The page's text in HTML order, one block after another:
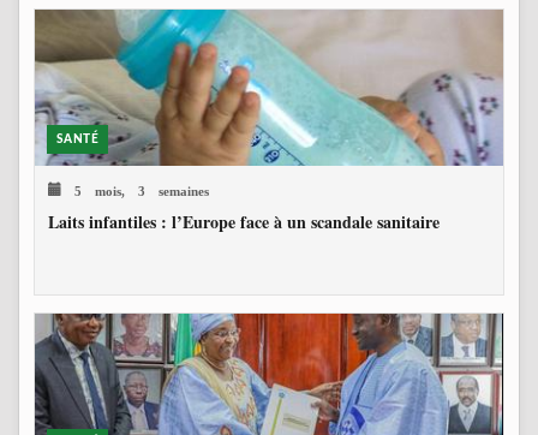
SANTÉ
5 mois, 3 semaines
Laits infantiles : l’Europe face à un scandale sanitaire